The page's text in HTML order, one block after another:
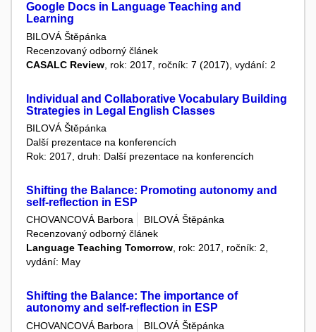
Google Docs in Language Teaching and
Learning
BILOVÁ Štěpánka
Recenzovaný odborný článek
CASALC Review , rok: 2017, ročník: 7 (2017), vydání: 2
Individual and Collaborative Vocabulary Building
Strategies in Legal English Classes
BILOVÁ Štěpánka
Další prezentace na konferencích
Rok: 2017, druh: Další prezentace na konferencích
Shifting the Balance: Promoting autonomy and
self-reflection in ESP
CHOVANCOVÁ Barbora
BILOVÁ Štěpánka
Recenzovaný odborný článek
Language Teaching Tomorrow, rok: 2017, ročník: 2,
vydání: May
Shifting the Balance: The importance of
autonomy and self-reflection in ESP
CHOVANCOVÁ Barbora
BILOVÁ Štěpánka